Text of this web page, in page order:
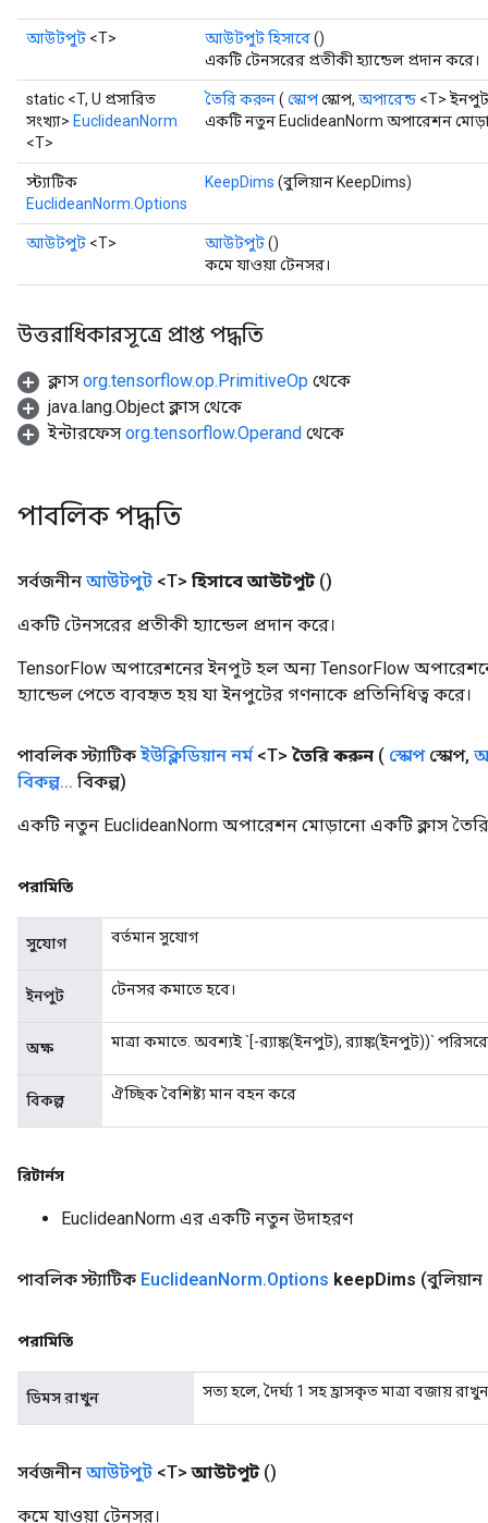
আউটপুট <T> আউটপুট হিসাবে()
একটি টেনসরের প্রতীকী হ্যান্ডেল প্রদান করে।
static <T, U প্রসারিত
সংখ্যা> EuclideanNorm
<T>
তৈরি করুন( স্কোপস্কোপ, অপারেন্ড <T>
একটি নতুন EuclideanNorm অপারেশন
স্ট্যাটিক
EuclideanNorm.Options
KeepDims (বুলিয়ান KeepDims)
আউটপুট <T> আউটপুট()
কমে যাওয়া টেনসর।
উত্তরাধিকারসূত্রে প্রাপ্ত পদ্ধতি
ক্লাস org.tensorflow.op.PrimitiveOp থেকে
java.lang.Object ক্লাস থেকে
ইন্টারফেস org.tensorflow.Operand থেকে
পাবলিক পদ্ধতি
সর্বজনীন আউটপুট <T> হিসাবে আউটপুট ()
একটি টেনসরের প্রতীকী হ্যান্ডেল প্রদান করে।
TensorFlow অপারেশনের ইনপুট হল অন্য TensorFlow
হ্যান্ডেল পেতে ব্যবহৃত হয় যা ইনপুটের গণনাকে প্রতিনিধিত্ব করে।
পাবলিক স্ট্যাটিক ইউক্লিডিয়ান নর্ম <T> তৈরি করুন ( স্কোপস্কোপ,
বিকল্প... বিকল্প)
একটি নতুন EuclideanNorm অপারেশন মোড়ানো একটি ক্লাস তৈরি
পরামিতি
সুযোগ বর্তমান সুযোগ
ইনপুট টেনসর কমাতে হবে।
অক্ষ মাত্রা কমাতে. অবশ্যই `[-র‌্যাঙ্ক(ইনপুট), র‌্যাঙ্ক(ইনপুট))`
বিকল্প ঐচ্ছিক বৈশিষ্ট্য মান বহন করে
রিটার্নস
EuclideanNorm এর একটি নতুন উদাহরণ
পাবলিক স্ট্যাটিক EuclideanNorm.Options keepDims (বুলিয়ান
পরামিতি
ডিমস রাখুন সত্য হলে, দৈর্ঘ্য 1 সহ হ্রাসকৃত মাত্রা বজায়
সর্বজনীন আউটপুট <T> আউটপুট ()
কমে যাওয়া টেনসর।